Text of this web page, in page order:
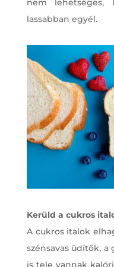
nem lehetséges,
lassabban egyél.
Kerüld a cukros
A cukros italok
szénsavas üdítők,
is tele vannak